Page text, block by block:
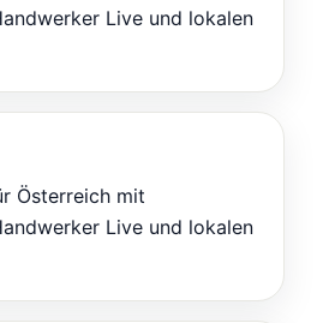
Live und lokalen
Österreich mit
Live und lokalen